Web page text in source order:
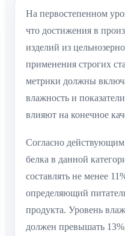
На первостепенном
что достижения в
изделий из
применения строгих
метрики должны
влажность и
влияют на конечное
Согласно
белка в данной
составлять не менее
определяющий
продукта. Уровень
должен превышать